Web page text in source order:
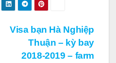
Visa bạn Hà Nghiệp
Thuận – kỳ bay
2018-2019 – farm